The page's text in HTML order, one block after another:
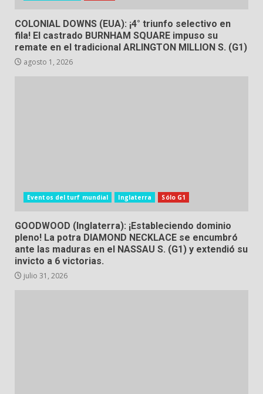
COLONIAL DOWNS (EUA): ¡4° triunfo selectivo en
fila! El castrado BURNHAM SQUARE impuso su
remate en el tradicional ARLINGTON MILLION S. (G1)
agosto 1, 2026
Eventos del turf mundial Inglaterra Sólo G1
GOODWOOD (Inglaterra): ¡Estableciendo dominio
pleno! La potra DIAMOND NECKLACE se encumbró
ante las maduras en el NASSAU S. (G1) y extendió su
invicto a 6 victorias.
julio 31, 2026